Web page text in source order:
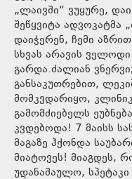
„ლაივში“ ვუყურე,
შეწყვიტა ადვოკატმა
დაიჭერენ, ჩემი
სხვას არავის
გარდა.ძალიან
განსაკუთრებით,
მომკვდარიყო,
გამომძიებელს
კვდებოდა! 7 მაისს
მაგაზე ჰქონდა
მიატოვეს! მიაგდეს,
უდანაშაულო,